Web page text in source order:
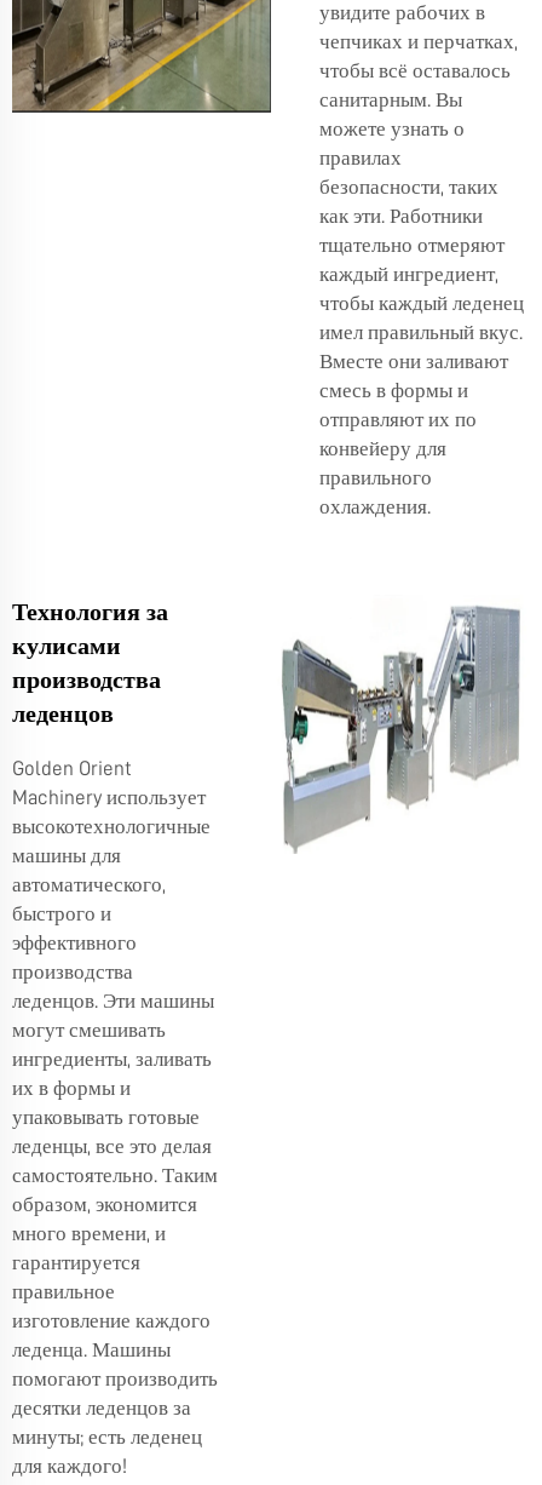
увидите рабочих в
чепчиках и перчатках,
чтобы всё оставалось
санитарным. Вы
можете узнать о
правилах
безопасности, таких
как эти. Работники
тщательно отмеряют
каждый ингредиент,
чтобы каждый леденец
имел правильный вкус.
Вместе они заливают
смесь в формы и
отправляют их по
конвейеру для
правильного
охлаждения.
Технология за
кулисами
производства
леденцов
Golden Orient
Machinery использует
высокотехнологичные
машины для
автоматического,
быстрого и
эффективного
производства
леденцов. Эти машины
могут смешивать
ингредиенты, заливать
их в формы и
упаковывать готовые
леденцы, все это делая
самостоятельно. Таким
образом, экономится
много времени, и
гарантируется
правильное
изготовление каждого
леденца. Машины
помогают производить
десятки леденцов за
минуты; есть леденец
для каждого!